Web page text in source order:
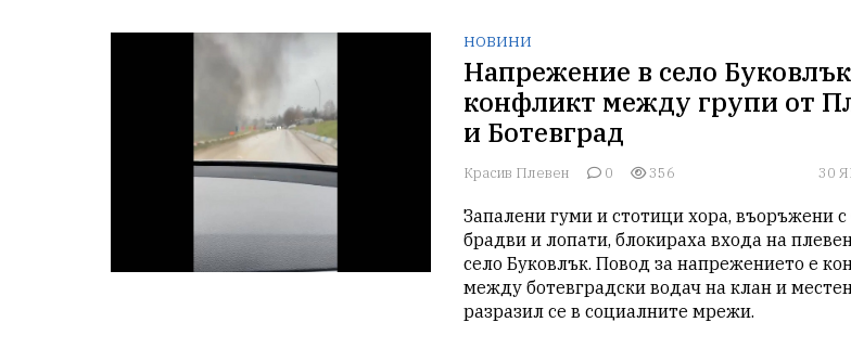
НОВИНИ
Напрежение в село
конфликт между групи от
и Ботевград
Красив Плевен 0 356 30
Запалени гуми и стотици хора, въоръжени с
брадви и лопати, блокираха входа на
село Буковлък. Повод за напрежението е
между ботевградски водач на клан и
разразил се в социалните мрежи.